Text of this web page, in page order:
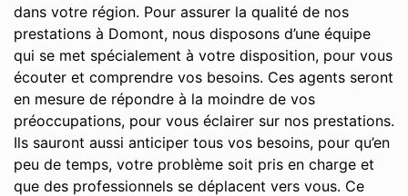
dans votre région. Pour assurer la qualité de nos
prestations à Domont, nous disposons d’une équipe
qui se met spécialement à votre disposition, pour vous
écouter et comprendre vos besoins. Ces agents seront
en mesure de répondre à la moindre de vos
préoccupations, pour vous éclairer sur nos prestations.
Ils sauront aussi anticiper tous vos besoins, pour qu’en
peu de temps, votre problème soit pris en charge et
que des professionnels se déplacent vers vous. Ce